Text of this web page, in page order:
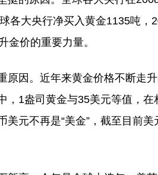
各大央行净买入黄金1135吨
金价的重要力量。
因。近年来黄金价格不断走
，1盎司黄金与35美元等值，
元不再是“美金”，截至目前